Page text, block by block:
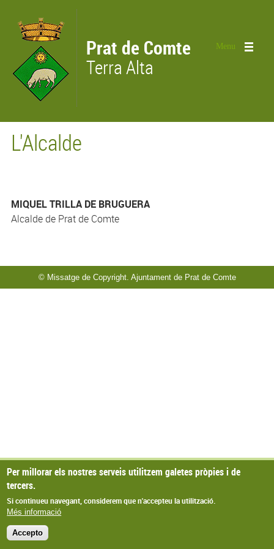
Prat de Comte
Terra Alta
L'Alcalde
MIQUEL TRILLA DE BRUGUERA
Alcalde de Prat de Comte
© Missatge de Copyright. Ajuntament de Prat de Comte
Menu
Per millorar els nostres serveis utilitzem galetes pròpies i de
tercers.
Si continueu navegant, considerem que n'accepteu la utilització.
Més informació
Accepto